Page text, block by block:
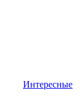
Интересные